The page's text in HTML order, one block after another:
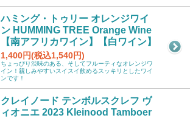
ハミング・トゥリー オレンジワイ
ン HUMMING TREE Orange Wine
【南アフリカワイン】【白ワイン】
1,400円(税込1,540円)
ちょっぴり渋味のある、そしてフルーティなオレンジワ
イン！親しみやすいスイスイ飲めるスッキリとしたワイ
ンです！
クレイノード テンボルスクレフ ヴ
ィオニエ 2023 Kleinood Tamboer